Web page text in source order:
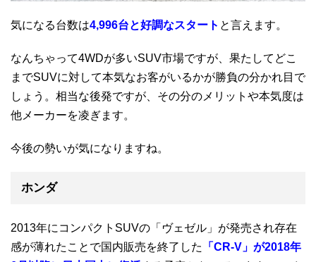
気になる台数は4,996台と好調なスタート と言えます。
なんちゃって4WDが多いSUV市場ですが、果たしてどこ
までSUVに対して本気なお客がいるかが勝負の分かれ目で
しょう。相当な後発ですが、その分のメリットや本気度は
他メーカーを凌ぎます。
今後の勢いが気になりますね。
ホンダ
2013年にコンパクトSUVの「ヴェゼル」が発売され存在
感が薄れたことで国内販売を終了した
「CR-V」が2018年